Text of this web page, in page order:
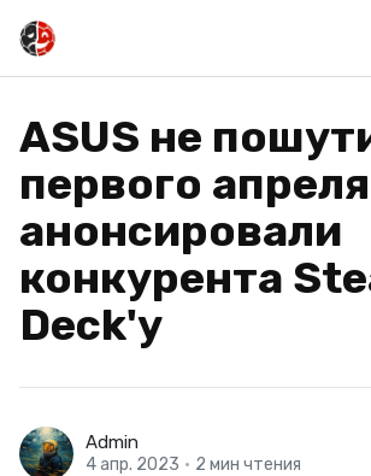
ASUS не
первого
анонсировали
конкурента
Deck'у
Admin
4 апр. 2023 • 2 мин чтения